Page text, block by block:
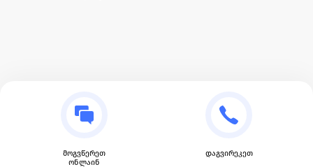
მოგვწერეთ
ონლაინ
დაგვირეკეთ